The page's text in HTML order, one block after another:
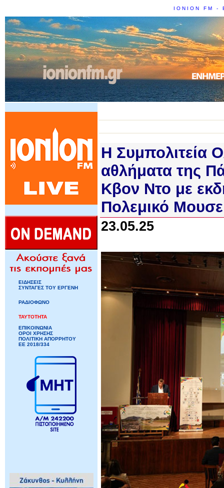
IONION FM -
ΕΙΔΗΣΕΙΣ
ΣΥΝΤΑΓΕΣ ΤΟΥ ΕΡΓΕΝΗ
ΡΑΔΙΟΦΩΝΟ
ΤΑΥΤΟΤΗΤΑ
ΕΠΙΚΟΙΝΩΝΙΑ
ΟΡΟΙ ΧΡΗΣΗΣ
ΠΟΛΙΤΙΚΗ ΑΠΟΡΡΗΤΟΥ
ΕΕ 2018/334
Η Συμπολιτεία
αθλήματα της
Κβον Ντο με
Πολεμικό
23.05.25